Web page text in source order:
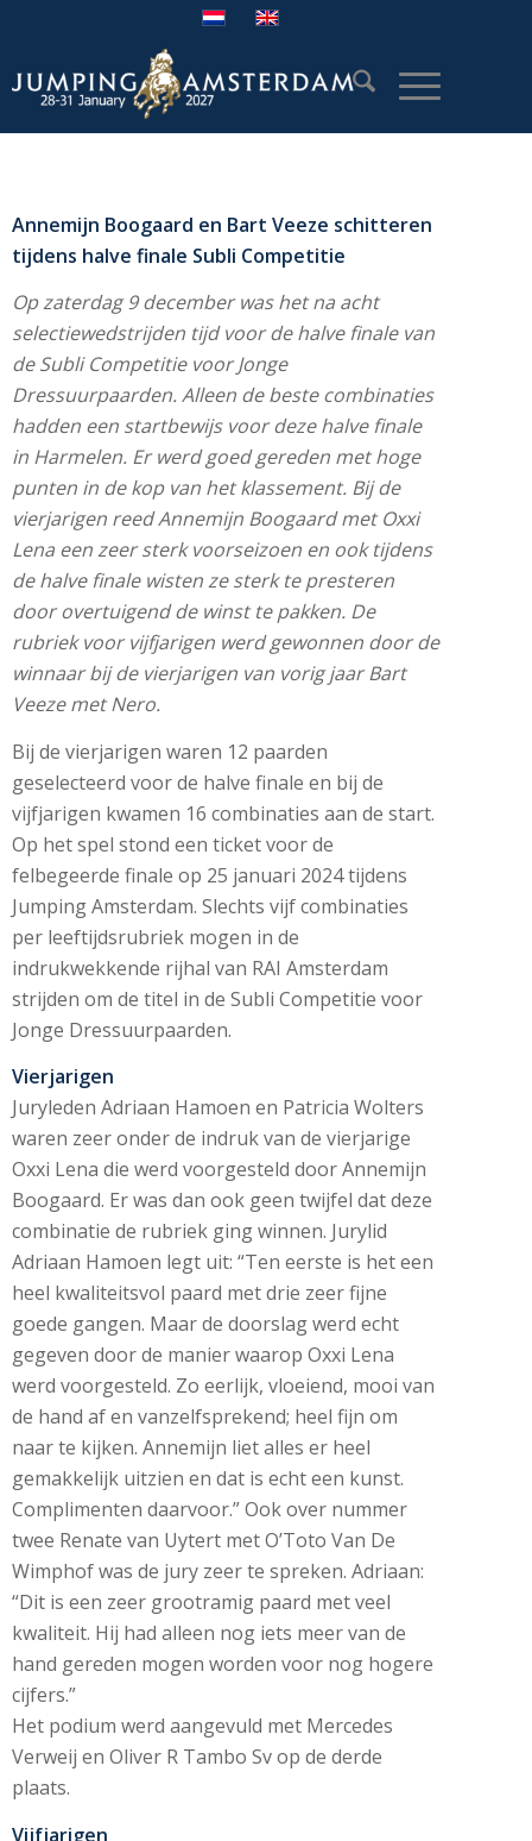
Annemijn Boogaard en Bart Veeze schitteren
tijdens halve finale Subli Competitie
Op zaterdag 9 december was het na acht
selectiewedstrijden tijd voor de halve finale van
de Subli Competitie voor Jonge
Dressuurpaarden. Alleen de beste combinaties
hadden een startbewijs voor deze halve finale
in Harmelen. Er werd goed gereden met hoge
punten in de kop van het klassement. Bij de
vierjarigen reed Annemijn Boogaard met Oxxi
Lena een zeer sterk voorseizoen en ook tijdens
de halve finale wisten ze sterk te presteren
door overtuigend de winst te pakken. De
rubriek voor vijfjarigen werd gewonnen door de
winnaar bij de vierjarigen van vorig jaar Bart
Veeze met Nero.
Bij de vierjarigen waren 12 paarden
geselecteerd voor de halve finale en bij de
vijfjarigen kwamen 16 combinaties aan de start.
Op het spel stond een ticket voor de
felbegeerde finale op 25 januari 2024 tijdens
Jumping Amsterdam. Slechts vijf combinaties
per leeftijdsrubriek mogen in de
indrukwekkende rijhal van RAI Amsterdam
strijden om de titel in de Subli Competitie voor
Jonge Dressuurpaarden.
Vierjarigen
Juryleden Adriaan Hamoen en Patricia Wolters
waren zeer onder de indruk van de vierjarige
Oxxi Lena die werd voorgesteld door Annemijn
Boogaard. Er was dan ook geen twijfel dat deze
combinatie de rubriek ging winnen. Jurylid
Adriaan Hamoen legt uit: “Ten eerste is het een
heel kwaliteitsvol paard met drie zeer fijne
goede gangen. Maar de doorslag werd echt
gegeven door de manier waarop Oxxi Lena
werd voorgesteld. Zo eerlijk, vloeiend, mooi van
de hand af en vanzelfsprekend; heel fijn om
naar te kijken. Annemijn liet alles er heel
gemakkelijk uitzien en dat is echt een kunst.
Complimenten daarvoor.” Ook over nummer
twee Renate van Uytert met O’Toto Van De
Wimphof was de jury zeer te spreken. Adriaan:
“Dit is een zeer grootramig paard met veel
kwaliteit. Hij had alleen nog iets meer van de
hand gereden mogen worden voor nog hogere
cijfers.”
Het podium werd aangevuld met Mercedes
Verweij en Oliver R Tambo Sv op de derde
plaats.
Vijfjarigen